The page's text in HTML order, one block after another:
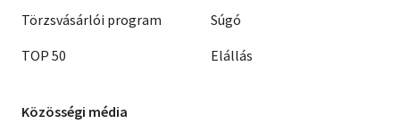
Törzsvásárlói program
TOP 50
Súgó
Elállás
Közösségi média